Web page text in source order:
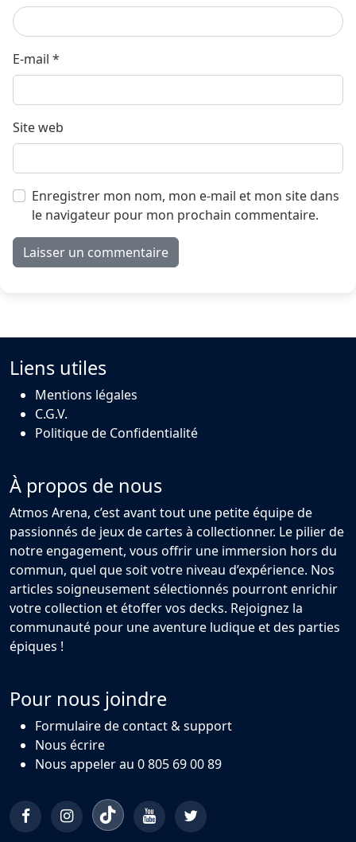
E-mail *
Site web
Enregistrer mon nom, mon e-mail et mon site dans
le navigateur pour mon prochain commentaire.
Liens utiles
Mentions légales
C.G.V.
Politique de Confidentialité
À propos de nous
Atmos Arena, c’est avant tout une petite équipe de
passionnés de jeux de cartes à collectionner. Le pilier de
notre engagement, vous offrir une immersion hors du
commun, quel que soit votre niveau d’expérience. Nos
articles soigneusement sélectionnés pourront enrichir
votre collection et étoffer vos decks. Rejoignez la
communauté pour une aventure ludique et des parties
épiques !
Pour nous joindre
Formulaire de contact & support
Nous écrire
Nous appeler au 0 805 69 00 89